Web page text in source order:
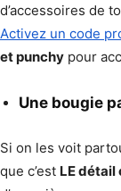
d’accessoires de
Activez un code
et punchy pour
Une bougie
Si on les voit
que c’est LE détail